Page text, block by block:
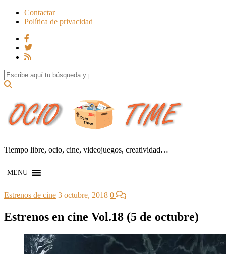
Contactar
Política de privacidad
Search for:
Tiempo libre, ocio, cine, videojuegos, creatividad…
MENU
Estrenos de cine 3 octubre, 2018 0
Estrenos en cine Vol.18 (5 de octubre)